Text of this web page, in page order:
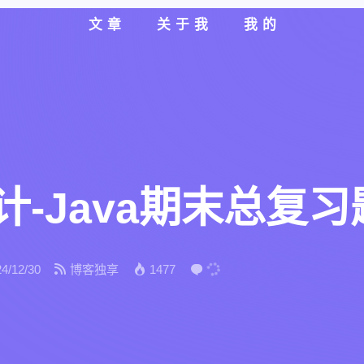
文章 关于我 我的
-Java期末总复习
12/30 博客独享 1477